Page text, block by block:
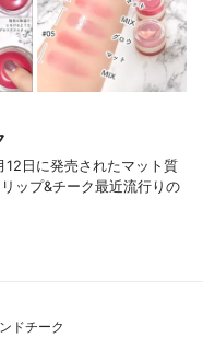
日に発売されたマット質
ップ&チーク最近流行りの
ドチーク